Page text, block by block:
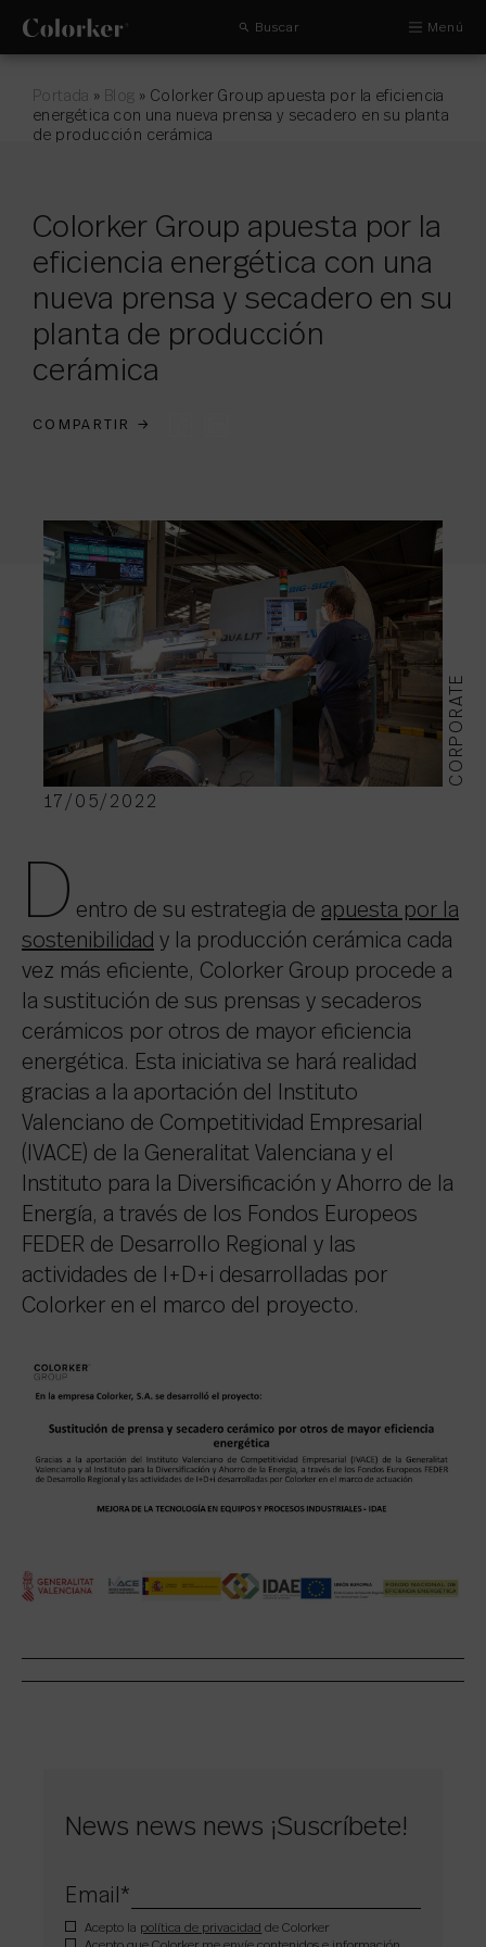
Buscar Menú
Portada » Blog » Colorker Group apuesta por la eficiencia
energética con una nueva prensa y secadero en su planta
de producción cerámica
Colorker Group apuesta por la
eficiencia energética con una
nueva prensa y secadero en su
planta de producción
cerámica
COMPARTIR →
CORPORATE
17/05/2022
D entro de su estrategia de apuesta por la
sostenibilidad y la producción cerámica cada
vez más eficiente, Colorker Group procede a
la sustitución de sus prensas y secaderos
cerámicos por otros de mayor eficiencia
energética. Esta iniciativa se hará realidad
gracias a la aportación del Instituto
Valenciano de Competitividad Empresarial
(IVACE) de la Generalitat Valenciana y el
Instituto para la Diversificación y Ahorro de la
Energía, a través de los Fondos Europeos
FEDER de Desarrollo Regional y las
actividades de I+D+i desarrolladas por
Colorker en el marco del proyecto.
News news news ¡Suscríbete!
Email *
Acepto la política de privacidad de Colorker
Acepto que Colorker me envíe contenidos e información